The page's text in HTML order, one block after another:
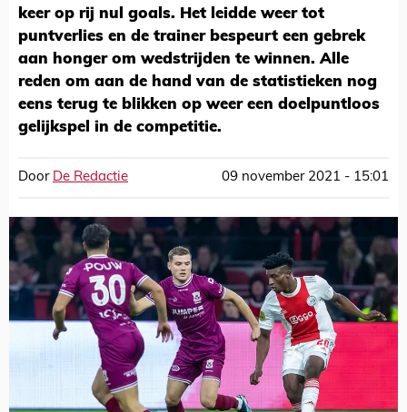
keer op rij nul goals. Het leidde weer tot
puntverlies en de trainer bespeurt een gebrek
aan honger om wedstrijden te winnen. Alle
reden om aan de hand van de statistieken nog
eens terug te blikken op weer een doelpuntloos
gelijkspel in de competitie.
Door De Redactie 09 november 2021 - 15:01